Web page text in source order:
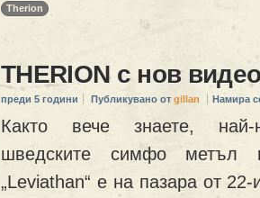
Therion
THERION с нов
преди 5 години Публикувано от gillan Намира
Както вече знаете,
шведските симфо метъл
„Leviathan“ е на пазара от